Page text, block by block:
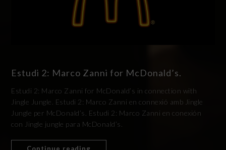
Estudi 2: Marco Zanni for McDonald’s.
Estudi 2: Marco Zanni for McDonald’s in connection with
Jingle Jungle. Estudi 2: Marco Zanni en connexió amb Jingle
Jungle per McDonald’s. Estudi 2: Marco Zanni en conexión
con Jingle jungle para McDonald’s.